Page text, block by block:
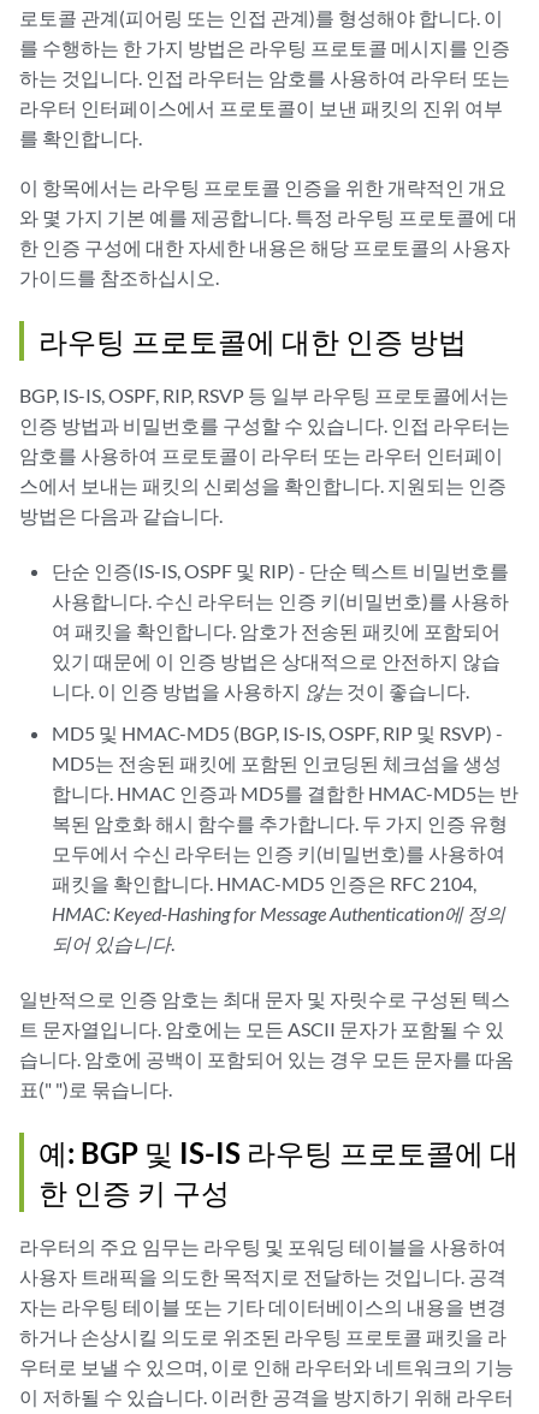
로토콜 관계(피어링 또는 인접 관계)를 형성해야 합니다. 이
를 수행하는 한 가지 방법은 라우팅 프로토콜 메시지를 인증
하는 것입니다. 인접 라우터는 암호를 사용하여 라우터 또는
라우터 인터페이스에서 프로토콜이 보낸 패킷의 진위 여부
를 확인합니다.
이 항목에서는 라우팅 프로토콜 인증을 위한 개략적인 개요
와 몇 가지 기본 예를 제공합니다. 특정 라우팅 프로토콜에 대
한 인증 구성에 대한 자세한 내용은 해당 프로토콜의 사용자
가이드를 참조하십시오.
라우팅 프로토콜에 대한 인증 방법
BGP, IS-IS, OSPF, RIP, RSVP 등 일부 라우팅 프로토콜에서는
인증 방법과 비밀번호를 구성할 수 있습니다. 인접 라우터는
암호를 사용하여 프로토콜이 라우터 또는 라우터 인터페이
스에서 보내는 패킷의 신뢰성을 확인합니다. 지원되는 인증
방법은 다음과 같습니다.
단순 인증(IS-IS, OSPF 및 RIP) - 단순 텍스트 비밀번호를
사용합니다. 수신 라우터는 인증 키(비밀번호)를 사용하
여 패킷을 확인합니다. 암호가 전송된 패킷에 포함되어
있기 때문에 이 인증 방법은 상대적으로 안전하지 않습
니다. 이 인증 방법을 사용하지 않는 것이 좋습니다.
MD5 및 HMAC-MD5 (BGP, IS-IS, OSPF, RIP 및 RSVP) -
MD5는 전송된 패킷에 포함된 인코딩된 체크섬을 생성
합니다. HMAC 인증과 MD5를 결합한 HMAC-MD5는 반
복된 암호화 해시 함수를 추가합니다. 두 가지 인증 유형
모두에서 수신 라우터는 인증 키(비밀번호)를 사용하여
패킷을 확인합니다. HMAC-MD5 인증은 RFC 2104,
HMAC: Keyed-Hashing for Message Authentication에 정의
되어 있습니다.
일반적으로 인증 암호는 최대 문자 및 자릿수로 구성된 텍스
트 문자열입니다. 암호에는 모든 ASCII 문자가 포함될 수 있
습니다. 암호에 공백이 포함되어 있는 경우 모든 문자를 따옴
표(" ")로 묶습니다.
예: BGP 및 IS-IS 라우팅 프로토콜에 대
한 인증 키 구성
라우터의 주요 임무는 라우팅 및 포워딩 테이블을 사용하여
사용자 트래픽을 의도한 목적지로 전달하는 것입니다. 공격
자는 라우팅 테이블 또는 기타 데이터베이스의 내용을 변경
하거나 손상시킬 의도로 위조된 라우팅 프로토콜 패킷을 라
우터로 보낼 수 있으며, 이로 인해 라우터와 네트워크의 기능
이 저하될 수 있습니다. 이러한 공격을 방지하기 위해 라우터